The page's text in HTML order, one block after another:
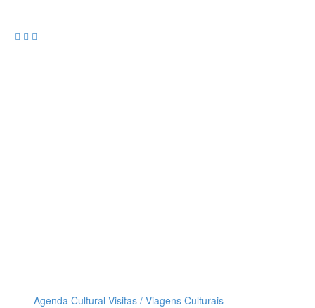
  
Agenda Cultural Visitas / Viagens Culturais